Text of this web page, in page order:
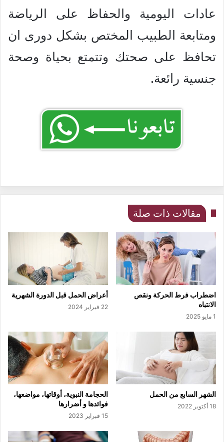
عادات اليومية والحفاظ على الرياضة
ومتابعة الطبيب المختص بشكل دورى ان
تحافظ على صحتك وتتمتع بحياة وصحة
جنسية رائعة.
مقالات ذات صلة
اضطراب فرط الحركة ونقص
الانتباه
1 مايو 2025
أعراض الحمل قبل الدورة الشهرية
22 فبراير 2024
الشهر السابع من الحمل
18 أكتوبر 2022
الحجامة النبوية، أوقاتها، مواضعها،
فوائدها و أضرارها
15 فبراير 2023